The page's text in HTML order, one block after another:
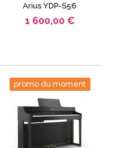
Arius YDP-S56
1 600,00 €
promo du moment